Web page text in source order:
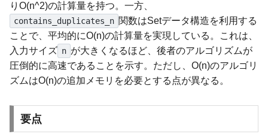
りO(n^2)の計算量を持つ。一方、
contains_duplicates_n 関数はSetデータ構造を利用する
ことで、平均的にO(n)の計算量を実現している。これは、
入力サイズ n が大きくなるほど、後者のアルゴリズムが
圧倒的に高速であることを示す。ただし、O(n)のアルゴリ
ズムはO(n)の追加メモリを必要とする点が異なる。
要点